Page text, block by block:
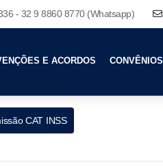
- 32 9 8860 8770 (Whatsapp)
E ACORDOS CONVÊNIOS
CAT INSS